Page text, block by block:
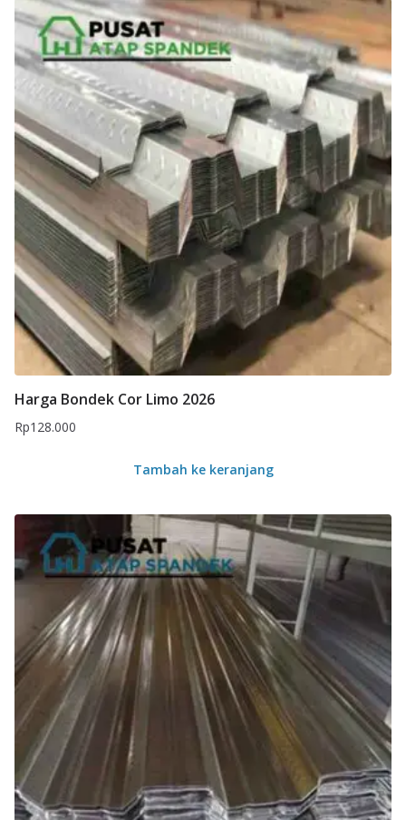
Harga Bondek Cor Limo 2026
Rp128.000
Tambah ke keranjang